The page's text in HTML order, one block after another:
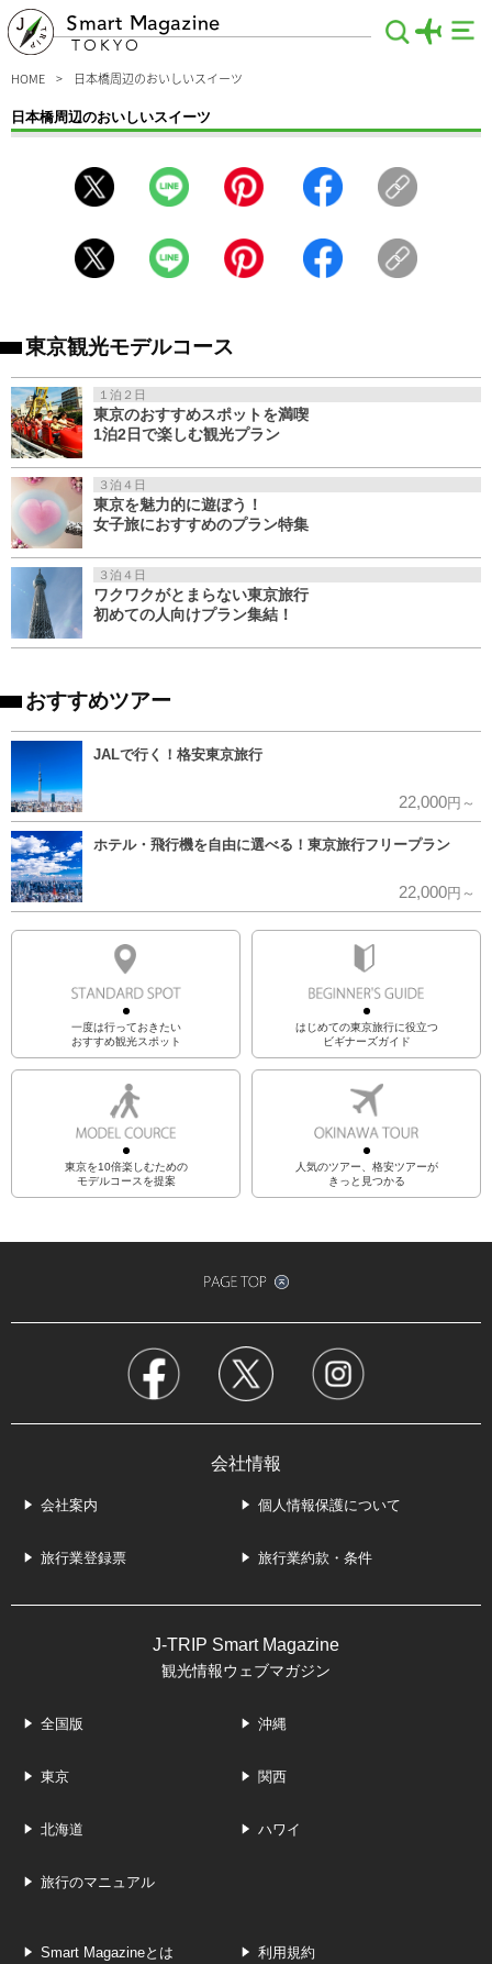
Smart Magazine
TOKYO
HOME 日本橋周辺のおいしいスイーツ
日本橋周辺のおいしいスイーツ
ら続く老舗の味から新たな風を吹き込むNewスイーツまで、多彩な味が揃います。
食べるのが惜しくなるような見た目にもおしゃれなスイーツや、日本橋でしか手に
東京観光モデルコース
１泊２日
東京のおすすめスポットを満喫
1泊2日で楽しむ観光プラン
３泊４日
東京を魅力的に遊ぼう！
女子旅におすすめのプラン特集
３泊４日
ワクワクがとまらない東京旅行
初めての人向けプラン集結！
おすすめツアー
JALで行く！格安東京旅行
22,000円～
ホテル・飛行機を自由に選べる！東京旅行フリープラン
22,000円～
一度は行っておきたい
おすすめ観光スポット
はじめての東京旅行に役立つ
ビギナーズガイド
東京を10倍楽しむための
モデルコースを提案
人気のツアー、格安ツアーが
きっと見つかる
会社情報
会社案内 個人情報保護について
旅行業登録票 旅行業約款・条件
J-TRIP Smart Magazine
観光情報ウェブマガジン
全国版 沖縄
東京 関西
北海道 ハワイ
旅行のマニュアル
Smart Magazineとは 利用規約